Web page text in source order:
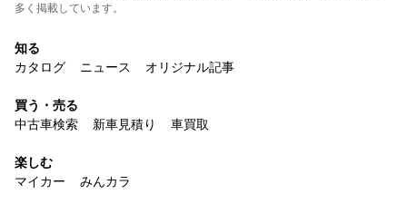
多く掲載しています。
知る
カタログ
ニュース オリジナル記事
買う・売る
中古車検索
新車見積り 車買取
楽しむ
マイカー
みんカラ